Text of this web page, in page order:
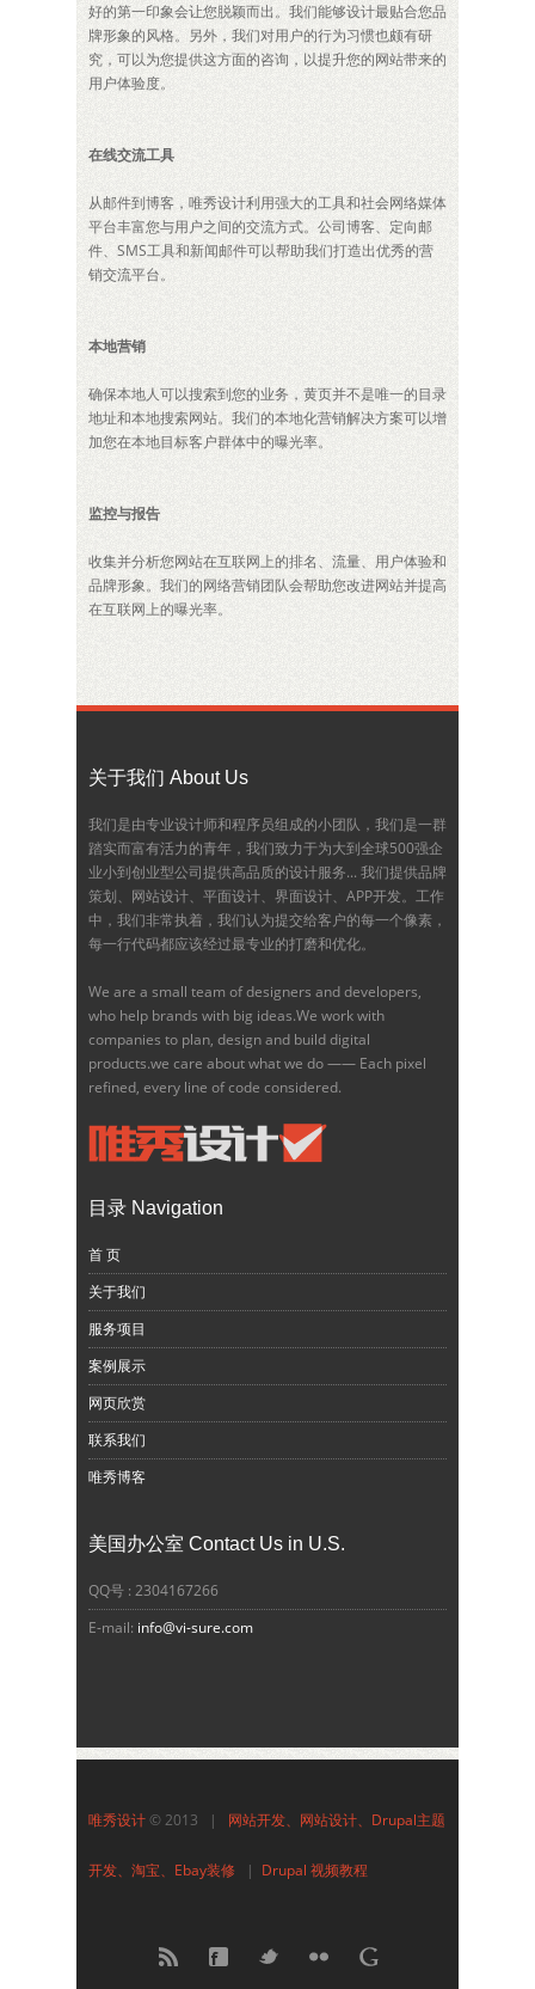
好的第一印象会让您脱颖而出。我们能够设计最贴合您品
牌形象的风格。另外，我们对用户的行为习惯也颇有研
究，可以为您提供这方面的咨询，以提升您的网站带来的
用户体验度。
在线交流工具
从邮件到博客，唯秀设计利用强大的工具和社会网络媒体
平台丰富您与用户之间的交流方式。公司博客、定向邮
件、SMS工具和新闻邮件可以帮助我们打造出优秀的营
销交流平台。
本地营销
确保本地人可以搜索到您的业务，黄页并不是唯一的目录
地址和本地搜索网站。我们的本地化营销解决方案可以增
加您在本地目标客户群体中的曝光率。
监控与报告
收集并分析您网站在互联网上的排名、流量、用户体验和
品牌形象。我们的网络营销团队会帮助您改进网站并提高
在互联网上的曝光率。
关于我们 About Us
我们是由专业设计师和程序员组成的小团队，我们是一群
踏实而富有活力的青年，我们致力于为大到全球500强企
业小到创业型公司提供高品质的设计服务... 我们提供品牌
策划、网站设计、平面设计、界面设计、APP开发。工作
中，我们非常执着，我们认为提交给客户的每一个像素，
每一行代码都应该经过最专业的打磨和优化。
We are a small team of designers and developers,
who help brands with big ideas.We work with
companies to plan, design and build digital
products.we care about what we do —— Each pixel
refined, every line of code considered.
目录 Navigation
首 页
关于我们
服务项目
案例展示
网页欣赏
联系我们
唯秀博客
美国办公室 Contact Us in U.S.
QQ号 : 2304167266
E-mail: info@vi-sure.com
唯秀设计© 2013 | 网站开发、网站设计、Drupal主题
开发、淘宝、Ebay装修 | Drupal 视频教程